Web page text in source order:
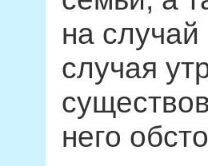
на
случая
него